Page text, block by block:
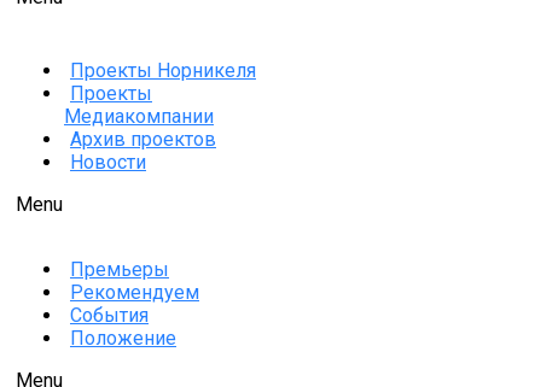
Проекты Норникеля
Проекты
Медиакомпании
Архив проектов
Новости
Menu
Премьеры
Рекомендуем
События
Положение
Menu